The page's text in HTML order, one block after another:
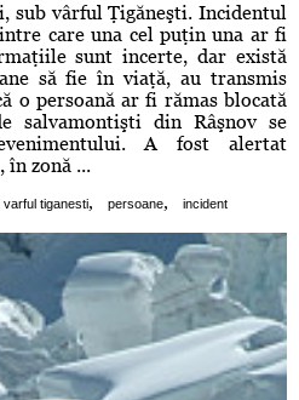
sub vârful Ţigăneşti. Incidentul
care una cel puţin una ar fi
sunt incerte, dar există
să fie în viaţă, au transmis
o persoană ar fi rămas blocată
salvamontişti din Râşnov se
A fost alertat
în zonă ...
varful tiganesti, persoane, incident